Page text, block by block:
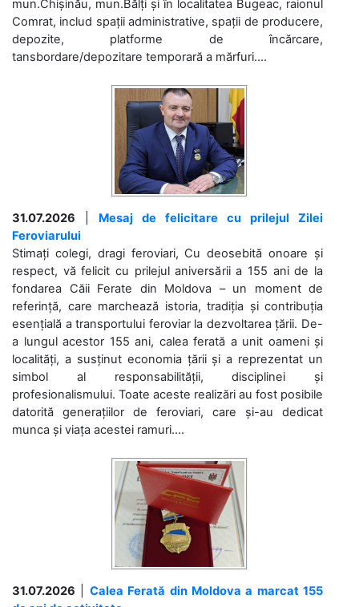
mun.Chișinău, mun.Bălți și în localitatea Bugeac, raionul
Comrat, includ spații administrative, spații de producere,
depozite, platforme de încărcare,
tansbordare/depozitare temporară a mărfuri....
31.07.2026
Mesaj de felicitare cu prilejul Zilei
Feroviarului
Stimați colegi, dragi feroviari, Cu deosebită onoare și
respect, vă felicit cu prilejul aniversării a 155 ani de la
fondarea Căii Ferate din Moldova – un moment de
referință, care marchează istoria, tradiția și contribuția
esențială a transportului feroviar la dezvoltarea țării. De-
a lungul acestor 155 ani, calea ferată a unit oameni și
localități, a susținut economia țării și a reprezentat un
simbol al responsabilității, disciplinei și
profesionalismului. Toate aceste realizări au fost posibile
datorită generațiilor de feroviari, care și-au dedicat
munca și viața acestei ramuri....
31.07.2026
Calea Ferată din Moldova a marcat 155